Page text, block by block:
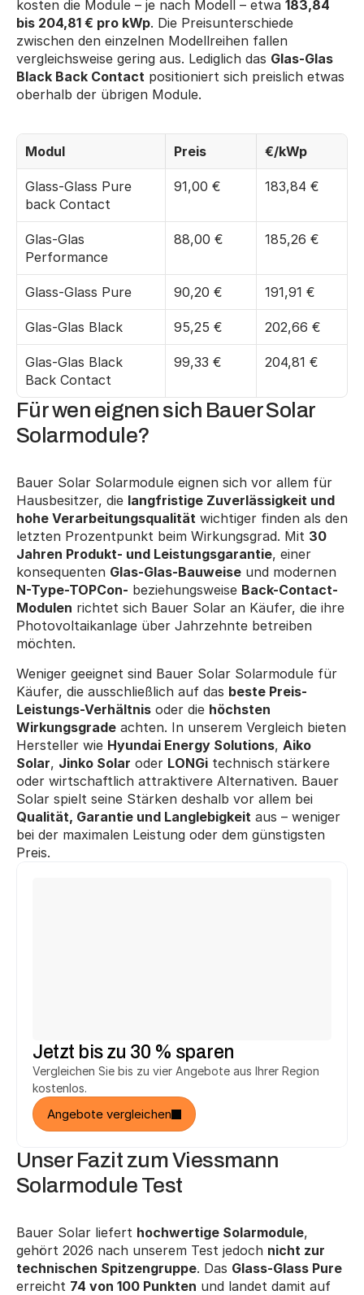
kosten die Module – je nach Modell – etwa 183,84
bis 204,81 € pro kWp. Die Preisunterschiede
zwischen den einzelnen Modellreihen fallen
vergleichsweise gering aus. Lediglich das Glas-Glas
Black Back Contact positioniert sich preislich etwas
oberhalb der übrigen Module.
Modul Preis €/kWp
Glass-Glass Pure
back Contact
91,00 € 183,84 €
Glas-Glas
Performance
88,00 € 185,26 €
Glass-Glass Pure 90,20 € 191,91 €
Glas-Glas Black 95,25 € 202,66 €
Glas-Glas Black
Back Contact
99,33 € 204,81 €
Für wen eignen sich Bauer Solar
Solarmodule?
Bauer Solar Solarmodule eignen sich vor allem für
Hausbesitzer, die langfristige Zuverlässigkeit und
hohe Verarbeitungsqualität wichtiger finden als den
letzten Prozentpunkt beim Wirkungsgrad. Mit 30
Jahren Produkt- und Leistungsgarantie, einer
konsequenten Glas-Glas-Bauweise
N-Type-TOPCon- beziehungsweise Back-Contact-
Modulen richtet sich Bauer Solar an Käufer, die ihre
Photovoltaikanlage über Jahrzehnte betreiben
möchten.
Weniger geeignet sind Bauer Solar Solarmodule für
Käufer, die ausschließlich auf das beste Preis-
Leistungs-Verhältnis oder die höchsten
Wirkungsgrade achten. In unserem Vergleich bieten
Hersteller wie Hyundai Energy Solutions, Aiko
Solar, Jinko Solar oder LONGi technisch stärkere
oder wirtschaftlich attraktivere Alternativen. Bauer
Qualität, Garantie und Langlebigkeit aus – weniger
bei der maximalen Leistung oder dem günstigsten
Preis.
Jetzt bis zu 30 % sparen
Vergleichen Sie bis zu vier Angebote aus Ihrer Region
kostenlos.
Angebote vergleichen
Unser Fazit zum Viessmann
Solarmodule Test
Bauer Solar liefert hochwertige Solarmodule,
gehört 2026 nach unserem Test jedoch nicht zur
technischen Spitzengruppe. Das Glass-Glass Pure
erreicht 74 von 100 Punkten